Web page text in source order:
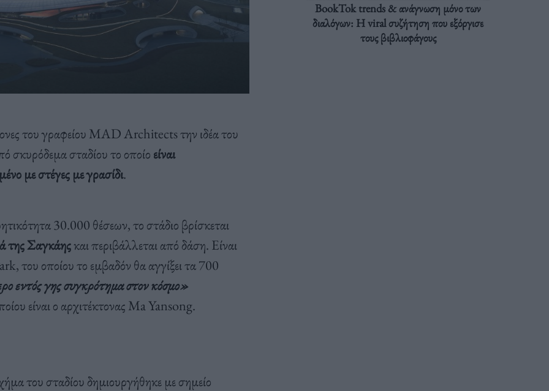
του γραφείου MAD Architects την ιδέα του
σκυρόδεμα σταδίου το οποίο είναι
με στέγες με γρασίδι.
30.000 θέσεων, το στάδιο βρίσκεται
της Σαγκάηςκαι περιβάλλεται από δάση. Είναι
του οποίου το εμβαδόν θα αγγίξει τα 700
εντός γης συγκρότημα στον κόσμο»
είναι ο αρχιτέκτονας Ma Yansong.
του σταδίου δημιουργήθηκε με σημείο
BookTok trends & ανάγνωση μόνο των
διαλόγων: Η viral συζήτηση που εξόργισε
τους βιβλιοφάγους